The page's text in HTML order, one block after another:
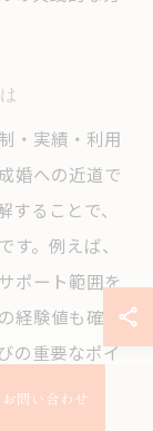
・実績・利用
婚への近道で
ることで、
。例えば、
ポート範囲を
経験値も確認
の重要なポイ
お問い合わせ